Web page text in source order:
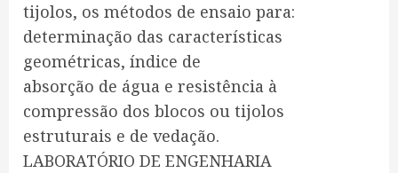
tijolos, os métodos de ensaio para:
determinação das características
geométricas, índice de
absorção de água e resistência à
compressão dos blocos ou tijolos
estruturais e de vedação.
LABORATÓRIO DE ENGENHARIA